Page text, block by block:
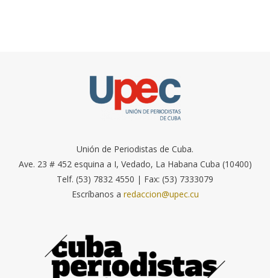
Unión de Periodistas de Cuba.
Ave. 23 # 452 esquina a I, Vedado, La Habana Cuba (10400)
Telf. (53) 7832 4550 | Fax: (53) 7333079
Escríbanos a redaccion@upec.cu